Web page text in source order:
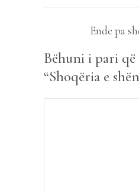
Ende pa
Bëhuni i pari
“Shoqëria e